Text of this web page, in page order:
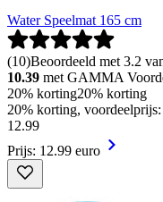
Water Speelmat 165 cm
(10)Beoordeeld met 3.2
10.39 met GAMMA
20% korting20% korting
20% korting,
12.99
Prijs: 12.99 euro